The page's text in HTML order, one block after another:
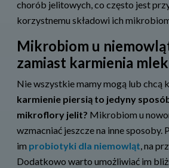
chorób jelitowych, co często jest
korzystnemu składowi ich
Mikrobiom u
zamiast karmienia
Nie wszystkie mamy mogą lub chcą
karmienie piersią to jedyny
mikroflory jelit? Mikrobiom u
wzmacniać jeszcze na inne sposoby.
im probiotyki dla niemowląt, na
Dodatkowo warto umożliwiać im